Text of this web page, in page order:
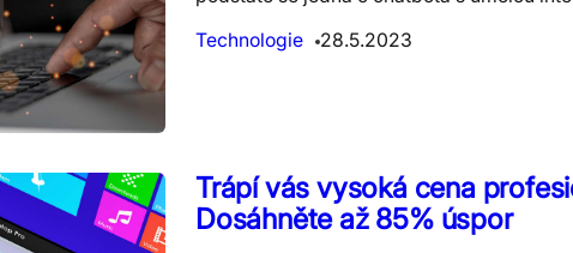
Technologie
28.5.2023
Trápí vás vysoká cena
Dosáhněte až 85% úspor